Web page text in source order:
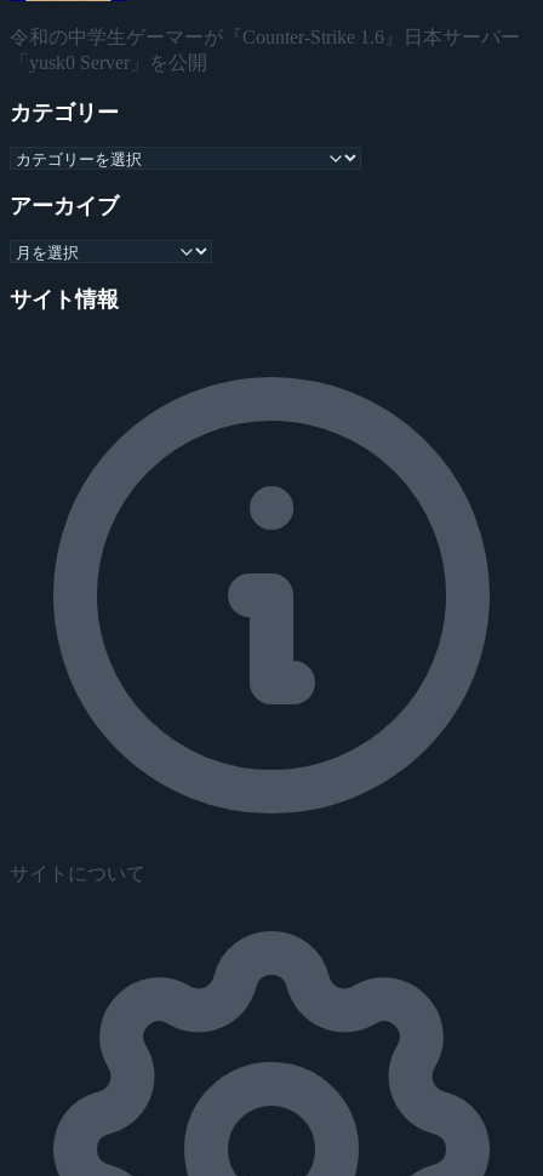
令和の中学生ゲーマーが『Counter-Strike 1.6』日本サーバー
「yusk0 Server」を公開
カテゴリー
アーカイブ
サイト情報
サイトについて